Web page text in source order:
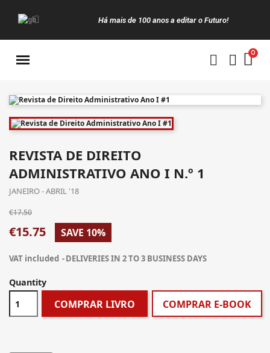
Há mais de 100 anos a editar o Futuro!
REVISTA DE DIREITO
ADMINISTRATIVO ANO I N.º 1
JANEIRO - ABRIL '18
€17.50
€15.75 SAVE 10%
VAT included DELIVERIES IN 2 TO 3 BUSINESS DAYS
Quantity
COMPRAR LIVRO COMPRAR E-BOOK